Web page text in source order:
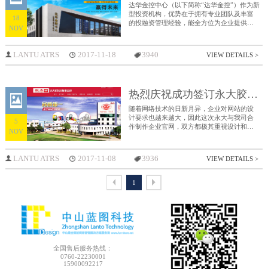
18
NOV
达华金控中心（以下简称“达华金控”）作为新
型投资机构，优势在于拥有专业团队及丰富
的投融资管理经验，能全方位为企业提供资
满足企业及高端客户全方位的需求。
LANTU ATRS 2017-11-18 3940 VIEW DETAILS >
5
NOV
热烈庆祝成功签订永大胶粘企业官网
随着网络技术的日新月异，企业对网站的设
计要求也越来越大，因此这次永大与我司合
作制作企业官网，双方都极其重视设计和用
LANTU ATRS 2017-11-08 3936 VIEW DETAILS >
1
全国售后服务热线：
0760-22230001
15900092217